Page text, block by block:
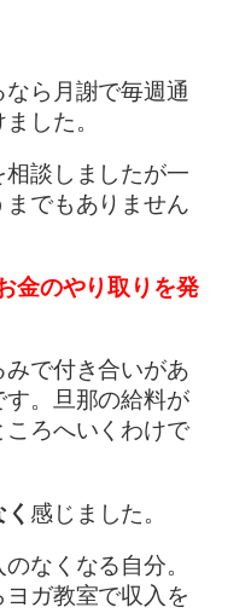
ら月謝で毎週通
した。
談しましたが一
でもありません
金のやり取りを発
で付き合いがあ
。旦那の給料が
ろへいくわけで
感じました。
なくなる自分。
ガ教室で収入を